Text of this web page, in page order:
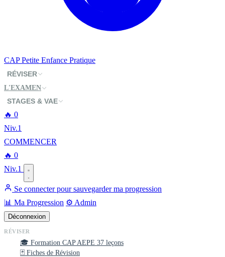
CAP Petite Enfance Pratique
RÉVISER
L'EXAMEN
STAGES & VAE
🔥 0
Niv.1
COMMENCER
🔥 0
Niv.1
Se connecter pour sauvegarder ma progression
📊 Ma Progression ⚙️ Admin
Déconnexion
RÉVISER
🎓 Formation CAP AEPE 37 leçons
🃏 Fiches de Révision